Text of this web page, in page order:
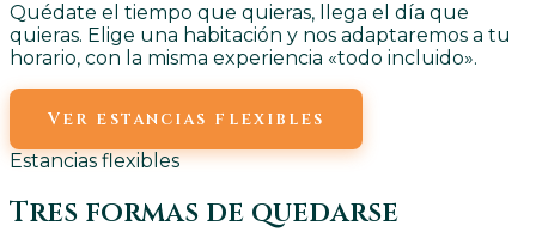
Quédate el tiempo que quieras, llega el día que
quieras. Elige una habitación y nos adaptaremos a tu
horario, con la misma experiencia «todo incluido».
Ver estancias flexibles
Estancias flexibles
Tres formas de quedarse